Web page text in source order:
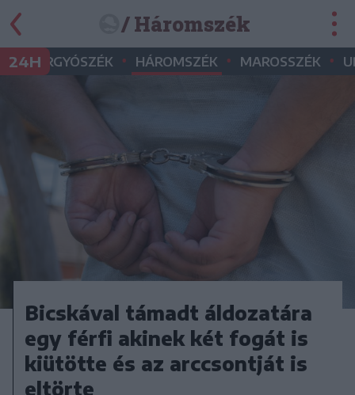
/ Háromszék
24H
• GYERGYÓSZÉK • HÁROMSZÉK • MAROSSZÉK •
Bicskával támadt áldozatára
egy férfi akinek két fogát is
kiütötte és az arccsontját is
eltörte